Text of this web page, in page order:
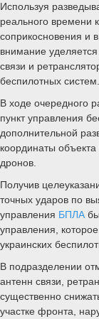
Используя
реального времени
соприкосновения и
внимание
связи и
беспилотных систем.
В ходе очередного
пункт управления
дополнительной
координаты
дронов.
Получив
точных ударов по
управления БПЛА
управления,
украинских
В подразделении
антенн связи,
существенно
участке фронта,